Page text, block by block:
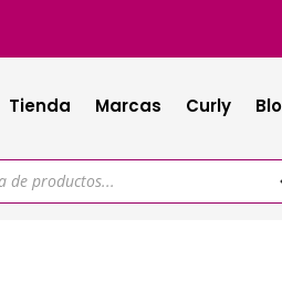
Tienda Marcas Curly